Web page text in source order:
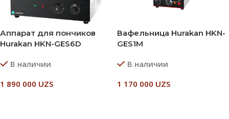
Аппарат для пончиков
Hurakan HKN-GES6D
В наличии
1 890 000 UZS
Вафельница Hurakan HKN-
GES1M
В наличии
1 170 000 UZS